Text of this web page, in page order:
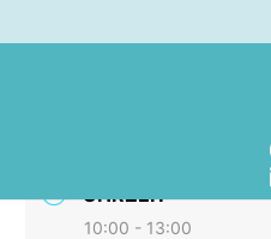
UHRZEIT
10:00 - 13:00